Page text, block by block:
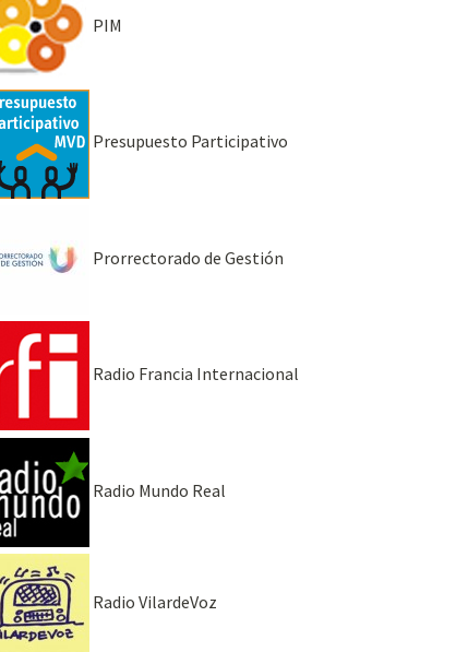
PIM
Presupuesto Participativo
Prorrectorado de Gestión
Radio Francia Internacional
Radio Mundo Real
Radio VilardeVoz